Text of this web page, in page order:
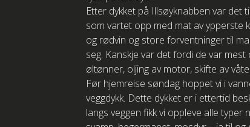
Etter dykket på Illsøyknabben var det
som vartet opp med mat av
og rødvin og store forventninger til
seg. Kanskje var det fordi de var
øltønner, oljing av motor, skifte av
Før hjemreise søndag hoppet vi i
veggdykk. Dette dykket er i ettertid
langs veggen fikk vi oppleve alle